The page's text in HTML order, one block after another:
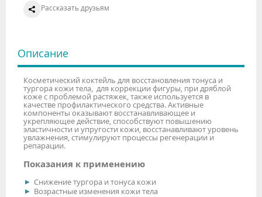
Рассказать друзьям
Описание
Косметический коктейль для восстановления тонуса и
тургора кожи тела, для коррекции фигуры, при дряблой
коже с проблемой растяжек, также используется в
качестве профилактического средства. Активные
компоненты оказывают восстанавливающее и
укрепляющее действие, способствуют повышению
эластичности и упругости кожи, восстанавливают уровень
увлажнения, стимулируют процессы регенерации и
репарации.
Показания к применению
Снижение тургора и тонуса кожи
Возрастные изменения кожи тела